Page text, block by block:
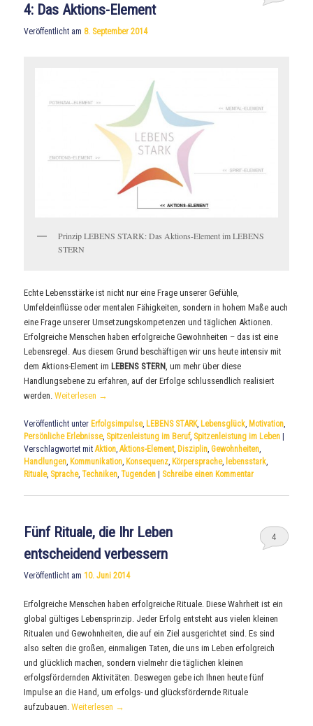
4: Das Aktions-Element
Veröffentlicht am 8. September 2014
Prinzip LEBENS STARK: Das Aktions-Element im LEBENS
STERN
Echte Lebensstärke ist nicht nur eine Frage unserer Gefühle,
Umfeldeinflüsse oder mentalen Fähigkeiten, sondern in hohem Maße auch
eine Frage unserer Umsetzungskompetenzen und täglichen Aktionen.
Erfolgreiche Menschen haben erfolgreiche Gewohnheiten – das ist eine
Lebensregel. Aus diesem Grund beschäftigen wir uns heute intensiv mit
dem Aktions-Element im LEBENS STERN, um mehr über diese
Handlungsebene zu erfahren, auf der Erfolge schlussendlich realisiert
werden.Weiterlesen →
Veröffentlicht unter Erfolgsimpulse, LEBENS STARK, Lebensglück, Motivation,
Persönliche Erlebnisse, Spitzenleistung im Beruf, Spitzenleistung im Leben
Verschlagwortet mit Aktion,Aktions-Element, Disziplin,Gewohnheiten,
Handlungen, Kommunikation, Konsequenz, Körpersprache, lebensstark,
Rituale, Sprache,Techniken,Tugenden Schreibe einen Kommentar
Fünf Rituale, die Ihr Leben
entscheidend verbessern
Veröffentlicht am10. Juni 2014
4
Erfolgreiche Menschen haben erfolgreiche Rituale. Diese Wahrheit ist ein
global gültiges Lebensprinzip. Jeder Erfolg entsteht aus vielen kleinen
Ritualen und Gewohnheiten, die auf ein Ziel ausgerichtet sind. Es sind
also selten die großen, einmaligen Taten, die uns im Leben erfolgreich
und glücklich machen, sondern vielmehr die täglichen kleinen
erfolgsfördernden Aktivitäten. Deswegen gebe ich Ihnen heute fünf
Impulse an die Hand, um erfolgs- und glücksfördernde Rituale
aufzubauen.Weiterlesen →